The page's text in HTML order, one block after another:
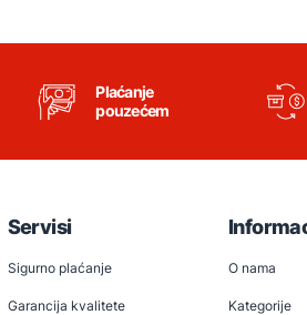
Plaćanje
pouzećem
Servisi
Sigurno plaćanje
Garancija kvalitete
O nama
Kategorije